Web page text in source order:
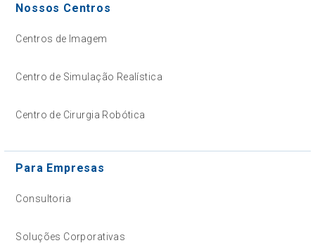
Nossos Centros
Centros de Imagem
Centro de Simulação Realística
Centro de Cirurgia Robótica
Para Empresas
Consultoria
Soluções Corporativas